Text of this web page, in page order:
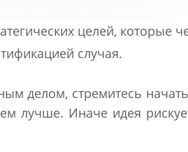
целей, которые
случая.
делом, стремитесь
лучше. Иначе идея